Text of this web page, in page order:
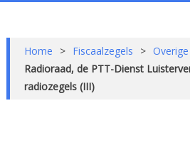
Home > Fiscaalzegels >
Radioraad, de PTT-Dienst
radiozegels (III)